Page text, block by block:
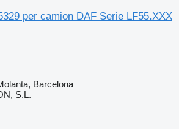
per camion DAF Serie LF55.XXX
Barcelona
S.L.